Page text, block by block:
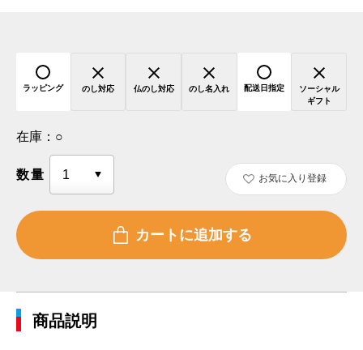
ラッピング のし対応 仏のし対応 のし名入れ 配送日指定
ソーシャル
ギフト
在庫： ○
数量 お気に入り登録
商品説明